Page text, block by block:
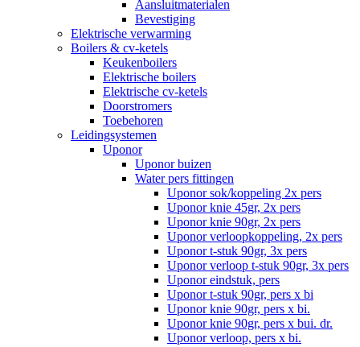
Aansluitmaterialen
Bevestiging
Elektrische verwarming
Boilers & cv-ketels
Keukenboilers
Elektrische boilers
Elektrische cv-ketels
Doorstromers
Toebehoren
Leidingsystemen
Uponor
Uponor buizen
Water pers fittingen
Uponor sok/koppeling 2x pers
Uponor knie 45gr, 2x pers
Uponor knie 90gr, 2x pers
Uponor verloopkoppeling, 2x pers
Uponor t-stuk 90gr, 3x pers
Uponor verloop t-stuk 90gr, 3x pers
Uponor eindstuk, pers
Uponor t-stuk 90gr, pers x bi
Uponor knie 90gr, pers x bi.
Uponor knie 90gr, pers x bui. dr.
Uponor verloop, pers x bi.